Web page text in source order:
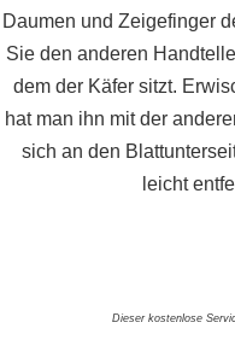
Daumen und Zeigefinger
Sie den anderen
dem der Käfer sitzt.
hat man ihn mit der
sich an den
leicht
Dieser kostenlose